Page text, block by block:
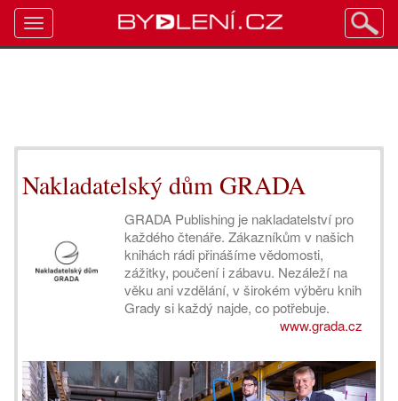
Nakladatelský dům GRADA
GRADA Publishing je nakladatelství pro
každého čtenáře. Zákazníkům v našich
knihách rádi přinášíme vědomosti,
zážitky, poučení i zábavu. Nezáleží na
věku ani vzdělání, v širokém výběru knih
Grady si každý najde, co potřebuje.
www.grada.cz
Toggle
navigation